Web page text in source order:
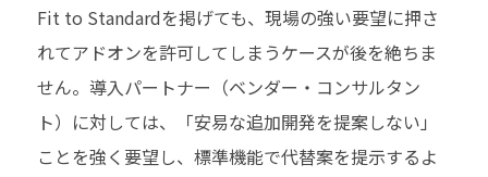
Fit to Standardを掲げても、現場の強い要望に押さ
れてアドオンを許可してしまうケースが後を絶ちま
せん。導入パートナー（ベンダー・コンサルタン
ト）に対しては、「安易な追加開発を提案しない」
ことを強く要望し、標準機能で代替案を提示するよ